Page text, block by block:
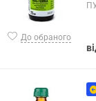
До обраного